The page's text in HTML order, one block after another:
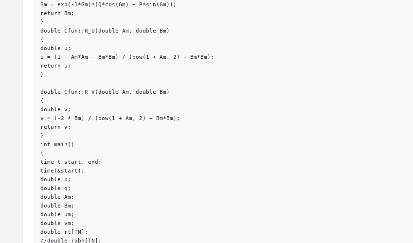
Bm = exp(-1*Gm)*(Q*cos(Gm) + P*sin(Gm));
return Bm;
}
double Cfun::R_U(double Am, double Bm)
{
double u;
u = (1 - Am*Am - Bm*Bm) / (pow(1 + Am, 2) + Bm*Bm);
return u;
}
double Cfun::R_V(double Am, double Bm)
{
double v;
v = (-2 * Bm) / (pow(1 + Am, 2) + Bm*Bm);
return v;
}
int main()
{
time_t start, end;
time(&start);
double p;
double q;
double Am;
double Bm;
double um;
double vm;
double rt[TN];
//double rabh[TN];